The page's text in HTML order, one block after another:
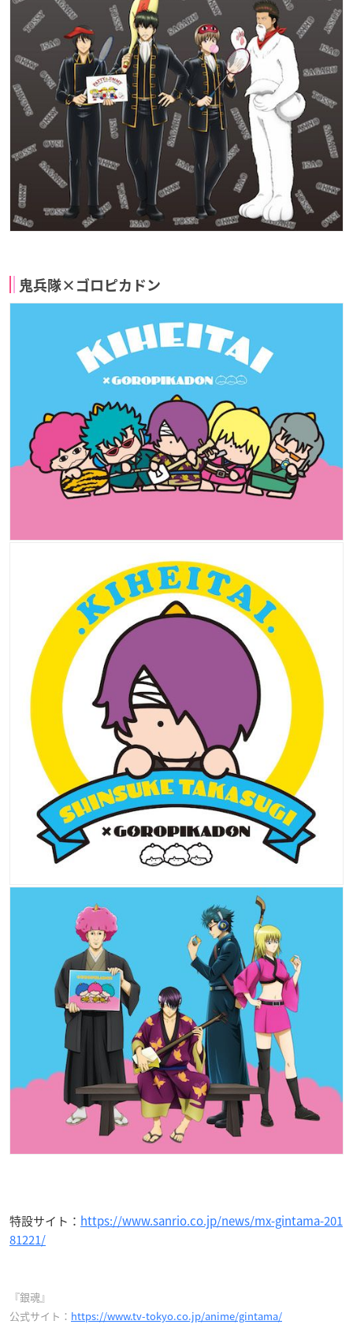
鬼兵隊×ゴロピカドン
特設サイト： https://www.sanrio.co.jp/news/mx-gintama-201
81221/
『銀魂』
公式サイト： https://www.tv-tokyo.co.jp/anime/gintama/